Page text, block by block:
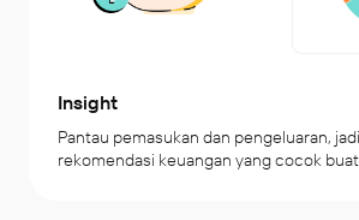
Insight
Pantau pemasukan dan pengeluaran,
rekomendasi keuangan yang cocok